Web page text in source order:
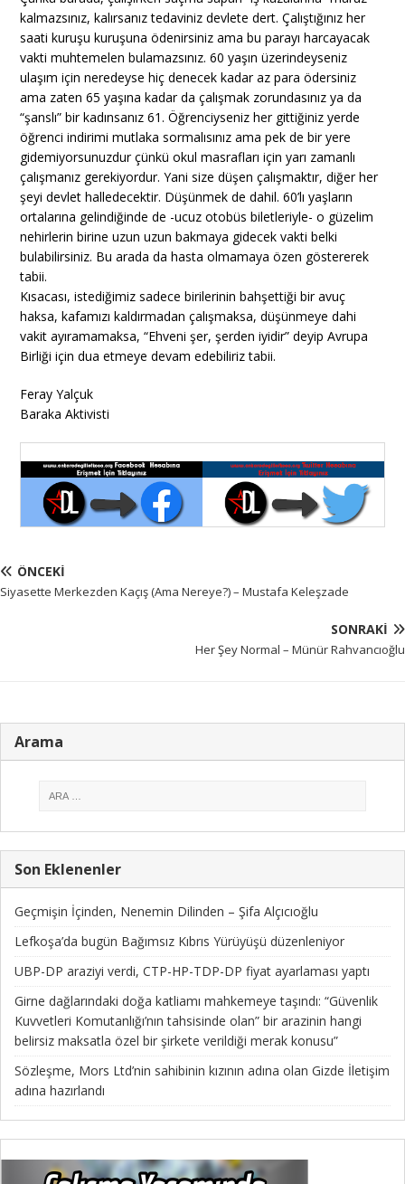
kalmazsınız, kalırsanız tedaviniz devlete dert. Çalıştığınız her
saati kuruşu kuruşuna ödenirsiniz ama bu parayı harcayacak
vakti muhtemelen bulamazsınız. 60 yaşın üzerindeyseniz
ulaşım için neredeyse hiç denecek kadar az para ödersiniz
ama zaten 65 yaşına kadar da çalışmak zorundasınız ya da
“şanslı” bir kadınsanız 61. Öğrenciyseniz her gittiğiniz yerde
öğrenci indirimi mutlaka sormalısınız ama pek de bir yere
gidemiyorsunuzdur çünkü okul masrafları için yarı zamanlı
çalışmanız gerekiyordur. Yani size düşen çalışmaktır, diğer her
şeyi devlet halledecektir. Düşünmek de dahil. 60’lı yaşların
ortalarına gelindiğinde de -ucuz otobüs biletleriyle- o güzelim
nehirlerin birine uzun uzun bakmaya gidecek vakti belki
bulabilirsiniz. Bu arada da hasta olmamaya özen göstererek
tabii.
Kısacası, istediğimiz sadece birilerinin bahşettiği bir avuç
haksa, kafamızı kaldırmadan çalışmaksa, düşünmeye dahi
vakit ayıramamaksa, “Ehveni şer, şerden iyidir” deyip Avrupa
Birliği için dua etmeye devam edebiliriz tabii.
Feray Yalçuk
Baraka Aktivisti
ÖNCEKI
Siyasette Merkezden Kaçış (Ama Nereye?) – Mustafa Keleşzade
SONRAKI
Her Şey Normal – Münür Rahvancıoğlu
Arama
Son Eklenenler
Geçmişin İçinden, Nenemin Dilinden – Şifa Alçıcıoğlu
Lefkoşa’da bugün Bağımsız Kıbrıs Yürüyüşü düzenleniyor
UBP-DP araziyi verdi, CTP-HP-TDP-DP fiyat ayarlaması yaptı
Girne dağlarındaki doğa katliamı mahkemeye taşındı: “Güvenlik
Kuvvetleri Komutanlığı’nın tahsisinde olan” bir arazinin hangi
belirsiz maksatla özel bir şirkete verildiği merak konusu”
Sözleşme, Mors Ltd’nin sahibinin kızının adına olan Gizde İletişim
adına hazırlandı